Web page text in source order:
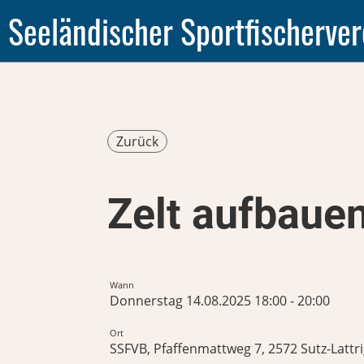
Seeländischer
Zurück
Zelt
Wann
Donnerstag 14.08.2025 18:00 - 20:00
Ort
SSFVB, Pfaffenmattweg 7, 2572 Sutz-